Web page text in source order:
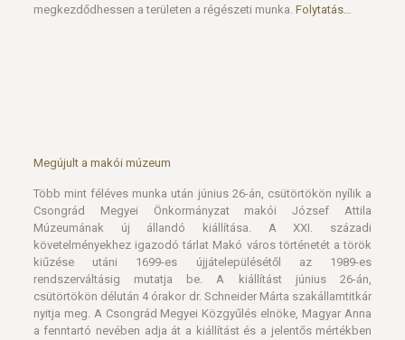
megkezdődhessen a területen a régészeti munka. Folytatás…
Megújult a makói múzeum
Több mint féléves munka után június 26-án, csütörtökön nyílik a
Csongrád Megyei Önkormányzat makói József Attila
Múzeumának új állandó kiállítása. A XXI. századi
követelményekhez igazodó tárlat Makó város történetét a török
kiűzése utáni 1699-es újjátelepülésétől az 1989-es
rendszerváltásig mutatja be. A kiállítást június 26-án,
csütörtökön délután 4 órakor dr. Schneider Márta szakállamtitkár
nyitja meg. A Csongrád Megyei Közgyűlés elnöke, Magyar Anna
a fenntartó nevében adja át a kiállítást és a jelentős mértékben